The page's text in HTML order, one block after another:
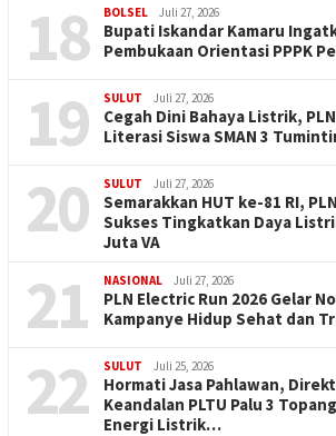
18 BOLSEL Juli 27, 2026
Bupati Iskandar Kamaru
Pembukaan Orientasi PPPK
19 SULUT Juli 27, 2026
Cegah Dini Bahaya Listrik,
Literasi Siswa SMAN 3
20 SULUT Juli 27, 2026
Semarakkan HUT ke-81 RI,
Sukses Tingkatkan Daya
Juta VA
21 NASIONAL Juli 27, 2026
PLN Electric Run 2026 Gelar
Kampanye Hidup Sehat dan
22 SULUT Juli 25, 2026
Hormati Jasa Pahlawan,
Keandalan PLTU Palu 3
Energi Listrik…